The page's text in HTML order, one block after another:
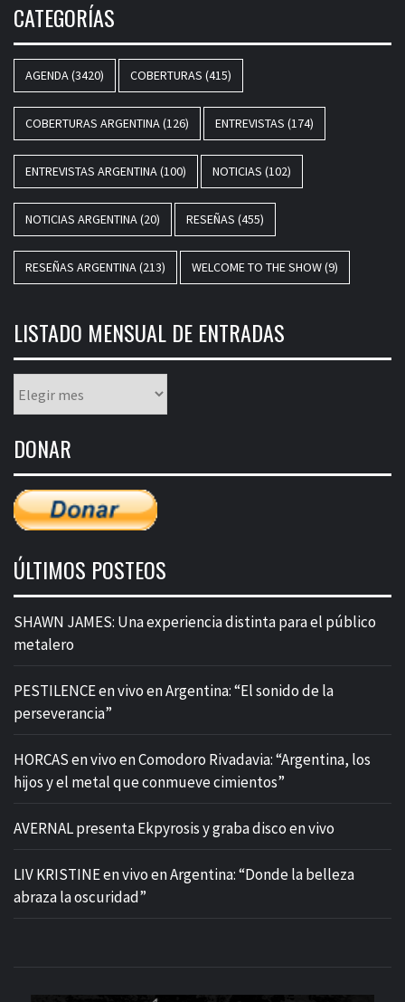
CATEGORÍAS
AGENDA(3420) COBERTURAS (415)
COBERTURAS ARGENTINA(126) ENTREVISTAS (174)
ENTREVISTAS ARGENTINA(100) NOTICIAS (102)
NOTICIAS ARGENTINA(20) RESEÑAS (455)
RESEÑAS ARGENTINA(213) WELCOME TO THE SHOW(9)
LISTADO MENSUAL DE ENTRADAS
mensual
entradas
DONAR
ÚLTIMOS POSTEOS
SHAWN JAMES: Una experiencia distinta para el público
metalero
PESTILENCE en vivo en Argentina: “El sonido de la
perseverancia”
HORCAS en vivo en Comodoro Rivadavia: “Argentina, los
hijos y el metal que conmueve cimientos”
AVERNAL presenta Ekpyrosis y graba disco en vivo
LIV KRISTINE en vivo en Argentina: “Donde la belleza
abraza la oscuridad”